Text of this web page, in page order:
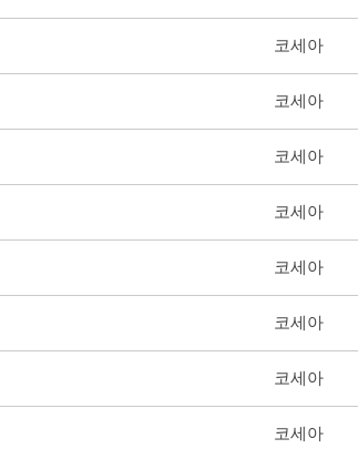
코세아
코세아
코세아
코세아
코세아
코세아
코세아
코세아